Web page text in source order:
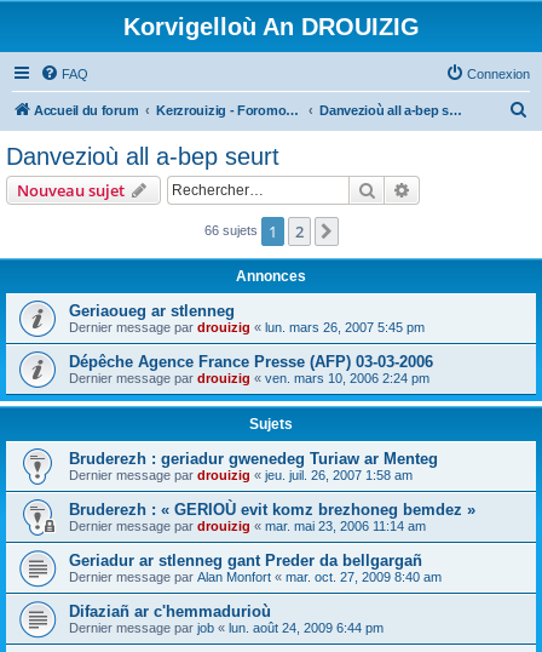
Korvigelloù An DROUIZIG
FAQ Connexion
Accueil du forum Kerzrouizig - Foromoù An Drouizig Danvezioù all a-bep seurt
e
Danvezioù all a-bep seurt
Nouveau sujet Rechercher
66 sujets 1 2
Annonces
Geriaoueg ar stlenneg
Dernier message par drouizig « lun. mars 26, 2007 5:45 pm
Dépêche Agence France Presse (AFP) 03-03-2006
Dernier message par drouizig « ven. mars 10, 2006 2:24 pm
Sujets
Bruderezh : geriadur gwenedeg Turiaw ar Menteg
Dernier message par drouizig « jeu. juil. 26, 2007 1:58 am
Bruderezh : « GERIOÙ evit komz brezhoneg bemdez »
Dernier message par drouizig « mar. mai 23, 2006 11:14 am
Geriadur ar stlenneg gant Preder da bellgargañ
Dernier message par Alan Monfort « mar. oct. 27, 2009 8:40 am
Difaziañ ar c'hemmadurioù
Dernier message par job « lun. août 24, 2009 6:44 pm